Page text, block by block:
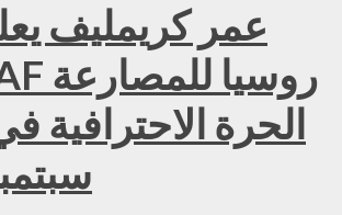
عمر كريمليف
الحرة الاحترافية